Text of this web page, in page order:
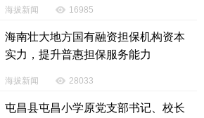
海拔新闻 16985
海南壮大地方国有融资担保机构资本
实力，提升普惠担保服务能力
海拔新闻 28033
屯昌县屯昌小学原党支部书记、校长